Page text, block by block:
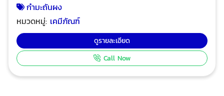
Physical description: Yellow powder ลักษณะ: ผง
ละเอียด สีเหลือง Country of Origin: Thailand แหล่ง
ผลิต: ประเทศไทย Specification : Purity : 99.5% Min
Packaging : 25 kg., PP woven bag ขนาดบรรจุ : 25 กก.
Application การใช้งาน : -
กำมะถันผง
หมวดหมู่: เคมีภัณฑ์
ดูรายละเอียด
Call Now